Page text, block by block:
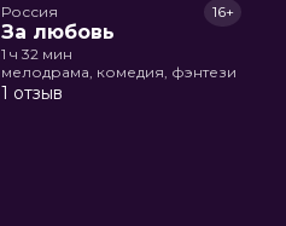
Россия
За любовь
16+
1 ч 32 мин
мелодрама, комедия, фэнтези
1 отзыв